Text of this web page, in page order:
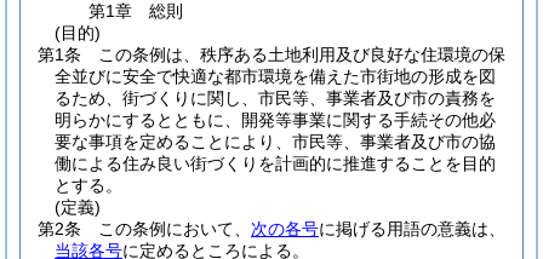
第1章
総則
(目的)
第1条
この条例は、秩序ある土地利用及び良好な住環境の保
全並びに安全で快適な都市環境を備えた市街地の形成を図
るため、街づくりに関し、市民等、事業者及び市の責務を
明らかにするとともに、開発等事業に関する手続その他必
要な事項を定めることにより、市民等、事業者及び市の協
働による住み良い街づくりを計画的に推進することを目的
とする。
(定義)
第2条
この条例において、 次の各号に掲げる用語の意義は、
当該各号に定めるところによる。